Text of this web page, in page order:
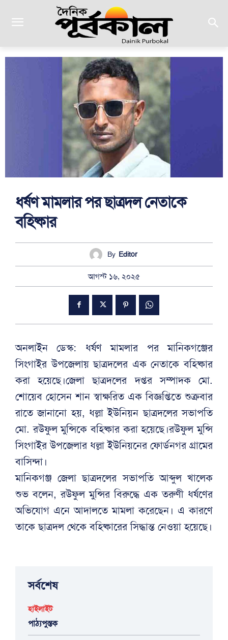
ধর্ষণ মামলার পর ছাত্রদল নেতাকে
বহিষ্কার
By Editor
আগস্ট ১৬, ২০২৫
অনলাইন ডেস্ক: ধর্ষণ মামলার পর মানিকগঞ্জের
সিংগাইর উপজেলায় ছাত্রদলের এক নেতাকে বহিষ্কার
করা হয়েছে।জেলা ছাত্রদলের দপ্তর সম্পাদক মো.
শোয়েব হোসেন শান স্বাক্ষরিত এক বিজ্ঞপ্তিতে শুক্রবার
রাতে জানানো হয়, ধল্লা ইউনিয়ন ছাত্রদলের সভাপতি
মো. রউফুল মুন্সিকে বহিষ্কার করা হয়েছে।রউফুল মুন্সি
সিংগাইর উপজেলার ধল্লা ইউনিয়নের ফোর্ডনগর গ্রামের
বাসিন্দা।
মানিকগঞ্জ জেলা ছাত্রদলের সভাপতি আব্দুল খালেক
শুভ বলেন, রউফুল মুন্সির বিরুদ্ধে এক তরুণী ধর্ষণের
অভিযোগ এনে আদালতে মামলা করেছেন। এ কারণে
তাকে ছাত্রদল থেকে বহিষ্কারের সিদ্ধান্ত নেওয়া হয়েছে।
সর্বশেষ
হাইলাইট
পাঠ্যপুস্তক